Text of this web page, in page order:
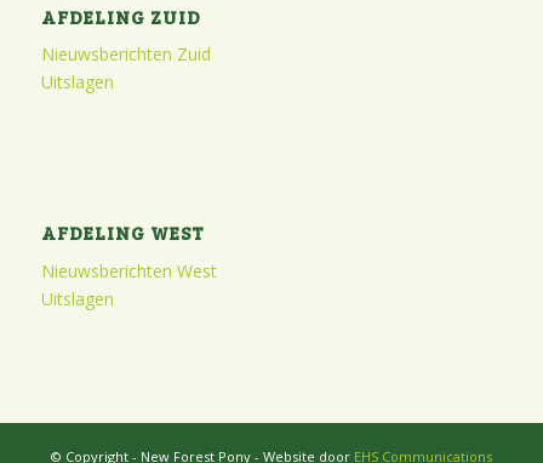
AFDELING ZUID
Nieuwsberichten Zuid
Uitslagen
AFDELING WEST
Nieuwsberichten West
Uitslagen
© Copyright - New Forest Pony - Website door EHS Communications